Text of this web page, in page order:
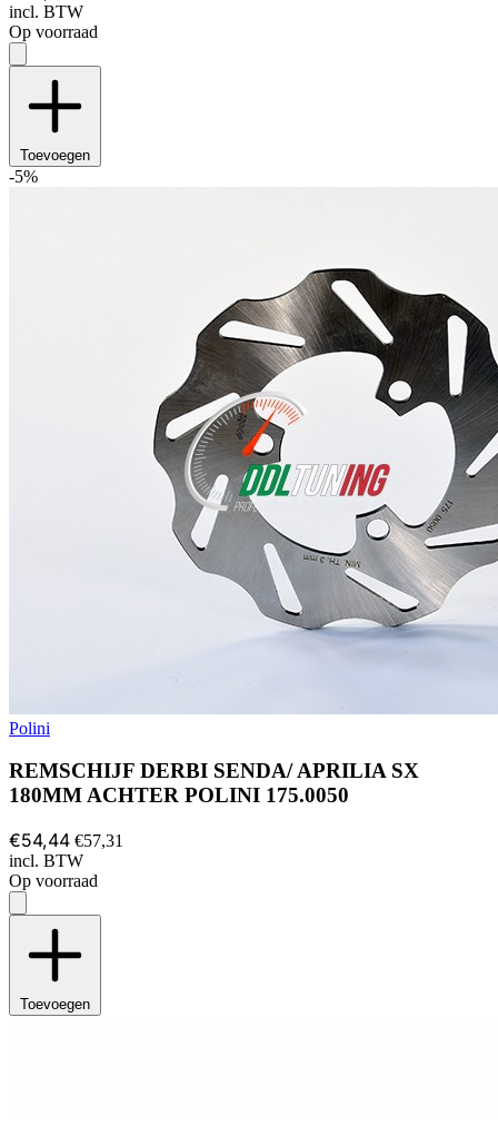
incl. BTW
Op voorraad
Toevoegen
-5%
Polini
REMSCHIJF DERBI SENDA/ APRILIA SX
180MM ACHTER POLINI 175.0050
€54,44 €57,31
incl. BTW
Op voorraad
Toevoegen